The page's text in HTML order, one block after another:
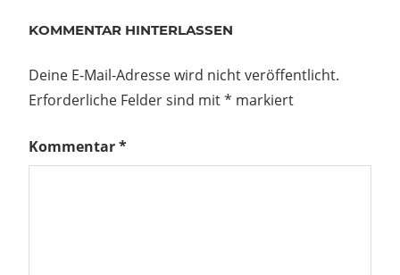
KOMMENTAR HINTERLASSEN
Deine E-Mail-Adresse wird nicht veröffentlicht.
Erforderliche Felder sind mit* markiert
Kommentar*